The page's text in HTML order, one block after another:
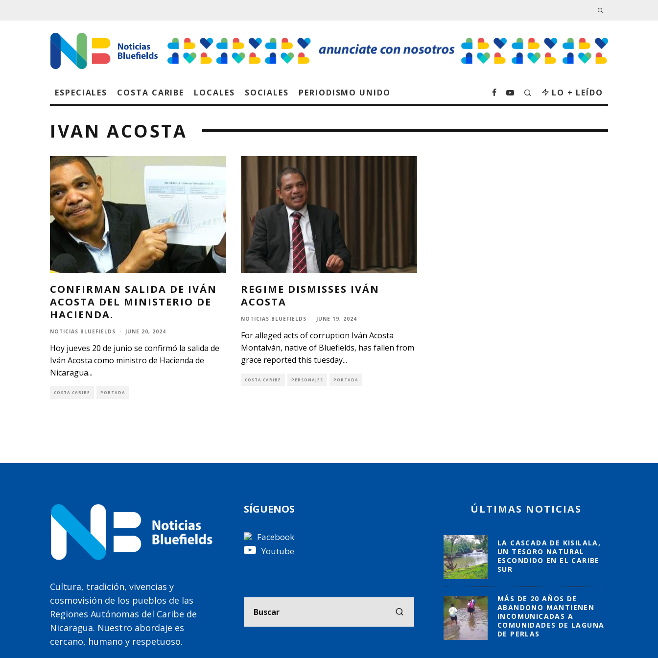
ESPECIALES COSTA CARIBE LOCALES SOCIALES PERIODISMO UNIDO LO + LEÍDO
IVAN ACOSTA
CONFIRMAN SALIDA DE IVÁN
ACOSTA DEL MINISTERIO DE
HACIENDA.
NOTICIAS BLUEFIELDS · JUNE 20, 2024
Hoy jueves 20 de junio se confirmó la salida de
Iván Acosta como ministro de Hacienda de
Nicaragua...
COSTA CARIBE PORTADA
REGIME DISMISSES IVÁN
ACOSTA
NOTICIAS BLUEFIELDS · JUNE 19, 2024
For alleged acts of corruption Iván Acosta
Montalván, native of Bluefields, has fallen from
grace reported this tuesday...
COSTA CARIBE PERSONAJES PORTADA
Cultura, tradición, vivencias y
cosmovisión de los pueblos de las
Regiones Autónomas del Caribe de
Nicaragua. Nuestro abordaje es
cercano, humano y respetuoso.
SÍGUENOS
Facebook
Youtube
ÚLTIMAS NOTICIAS
LA CASCADA DE KISILALA,
UN TESORO NATURAL
ESCONDIDO EN EL CARIBE
SUR
MÁS DE 20 AÑOS DE
ABANDONO MANTIENEN
INCOMUNICADAS A
COMUNIDADES DE LAGUNA
DE PERLAS